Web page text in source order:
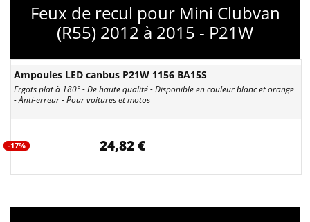
Feux de recul pour Mini Clubvan
(R55) 2012 à 2015 - P21W
Ampoules LED canbus P21W 1156 BA15S
Ergots plat à 180° - De haute qualité - Disponible en couleur blanc et orange
- Anti-erreur - Pour voitures et motos
-17% 24,82 €